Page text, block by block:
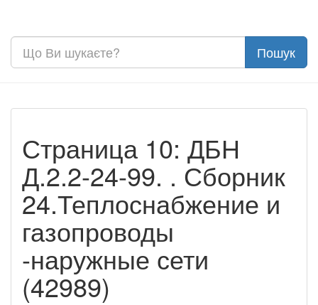
Страница 10: ДБН
Д.2.2-24-99. . Сборник
24.Теплоснабжение и
газопроводы
-наружные сети
(42989)